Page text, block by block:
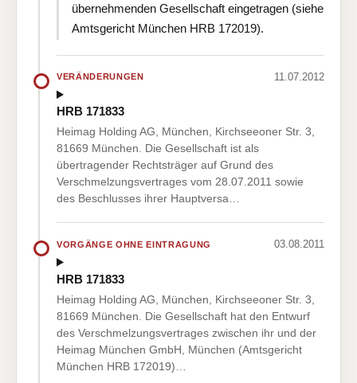
übernehmenden Gesellschaft eingetragen (siehe
Amtsgericht München HRB 172019).
VERÄNDERUNGEN 11.07.2012
HRB 171833
Heimag Holding AG, München, Kirchseeoner Str. 3,
81669 München. Die Gesellschaft ist als
übertragender Rechtsträger auf Grund des
Verschmelzungsvertrages vom 28.07.2011 sowie
des Beschlusses ihrer Hauptversa…
VORGÄNGE OHNE EINTRAGUNG 03.08.2011
HRB 171833
Heimag Holding AG, München, Kirchseeoner Str. 3,
81669 München. Die Gesellschaft hat den Entwurf
des Verschmelzungsvertrages zwischen ihr und der
Heimag München GmbH, München (Amtsgericht
München HRB 172019)…